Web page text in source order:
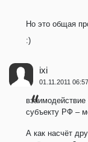
Но это общая
:)
ixi
01.11.2011 06:57
субъекту РФ –
А как насчёт